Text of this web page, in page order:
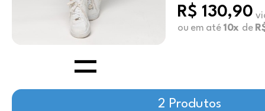
R$ 130,90
ou em até 10x de
2 Produtos